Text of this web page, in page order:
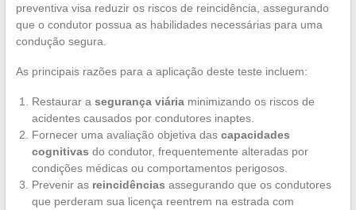
preventiva visa reduzir os riscos de reincidência, assegurando
que o condutor possua as habilidades necessárias para uma
condução segura.
As principais razões para a aplicação deste teste incluem:
Restaurar a segurança viáriaminimizando os riscos de
acidentes causados por condutores inaptes.
Fornecer uma avaliação objetiva das capacidades
cognitivas do condutor, frequentemente alteradas por
condições médicas ou comportamentos perigosos.
Prevenir as reincidências assegurando que os condutores
que perderam sua licença reentrem na estrada com